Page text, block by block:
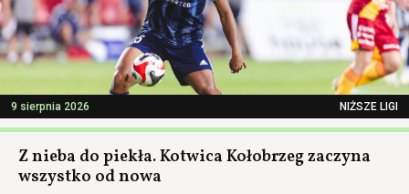
9 sierpnia 2026 NIŻSZE LIGI
Z nieba do piekła. Kotwica Kołobrzeg zaczyna
wszystko od nowa